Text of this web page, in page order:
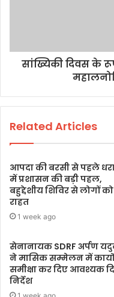
सांख्यिकी दिवस के
Related Articles
आपदा की बरसी से पहले
में प्रशासन की बड़ी पहल,
बहुद्देशीय शिविर से लोगों को
राहत
1 week ago
सेनानायक SDRF अर्पण
ने मासिक सम्मेलन में
समीक्षा कर दिए आवश्यक
निर्देश